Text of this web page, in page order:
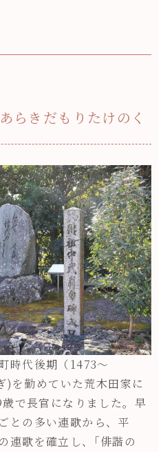
らきだもりたけのく
時代後期（1473～
)を勤めていた荒木田家に
で長官になりました。早
との多い連歌から、平
連歌を確立し、｢俳諧の